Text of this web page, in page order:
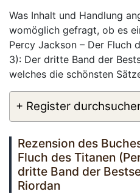
Was Inhalt und Handlung
womöglich gefragt, ob es
Percy Jackson – Der Fluch
3): Der dritte Band der
welches die schönsten
+ Register
Rezension des
Fluch des Titanen
dritte Band der
Riordan